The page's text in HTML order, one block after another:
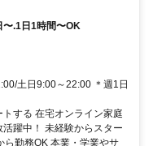
〜.1日1時間〜OK
土日9:00～22:00 ＊週1日
する 在宅オンライン家庭
躍中！ 未経験からスター
ら勤務OK 本業・学業やサ